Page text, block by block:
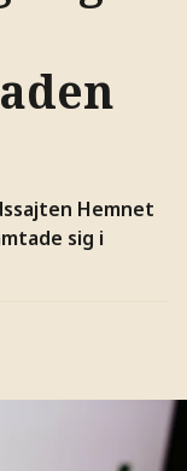
Hemnet
sig i